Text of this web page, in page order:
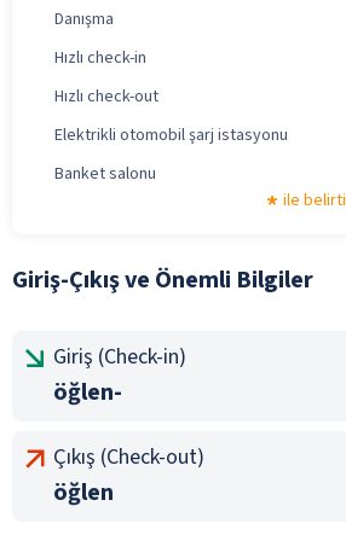
Danışma
Hızlı check-in
Hızlı check-out
Elektrikli otomobil şarj istasyonu
Banket salonu
ile
Giriş-Çıkış ve Önemli Bilgiler
Giriş (Check-in)
öğlen-
Çıkış (Check-out)
öğlen